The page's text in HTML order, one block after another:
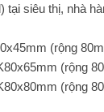
tại siêu thị, nhà
(rộng
(rộng
(rộng